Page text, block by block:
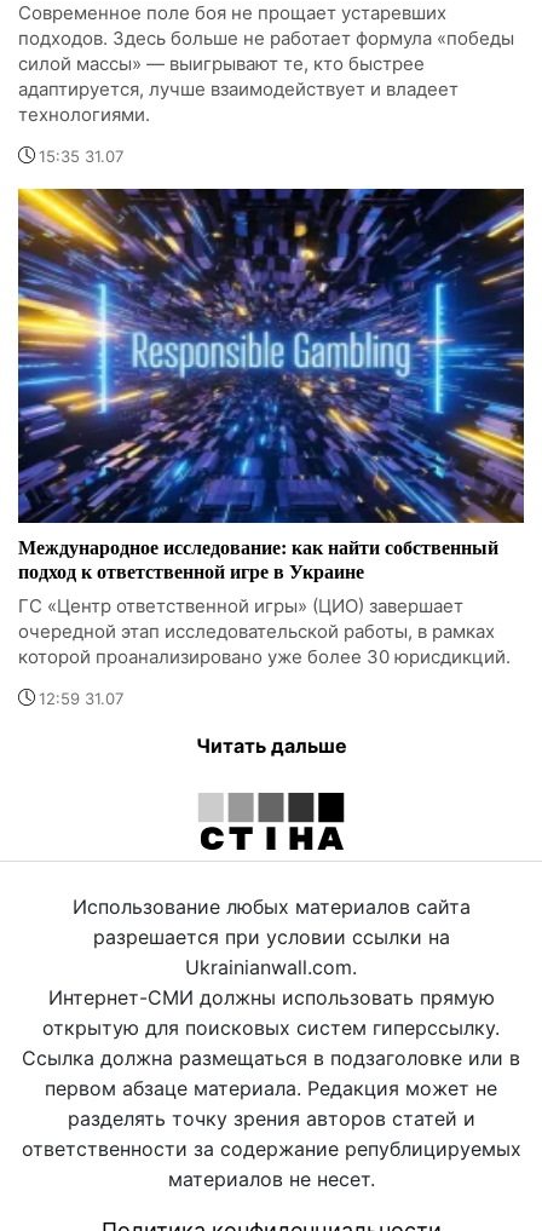
Современное поле боя не прощает устаревших
подходов. Здесь больше не работает формула «победы
силой массы» — выигрывают те, кто быстрее
адаптируется, лучше взаимодействует и владеет
технологиями.
15:35 31.07
Международное исследование: как найти собственный
подход к ответственной игре в Украине
ГС «Центр ответственной игры» (ЦИО) завершает
очередной этап исследовательской работы, в рамках
которой проанализировано уже более 30 юрисдикций.
12:59 31.07
Читать дальше
Использование любых материалов сайта
разрешается при условии ссылки на
Ukrainianwall.com.
Интернет-СМИ должны использовать прямую
открытую для поисковых систем гиперссылку.
Ссылка должна размещаться в подзаголовке или в
первом абзаце материала. Редакция может не
разделять точку зрения авторов статей и
ответственности за содержание републицируемых
материалов не несет.